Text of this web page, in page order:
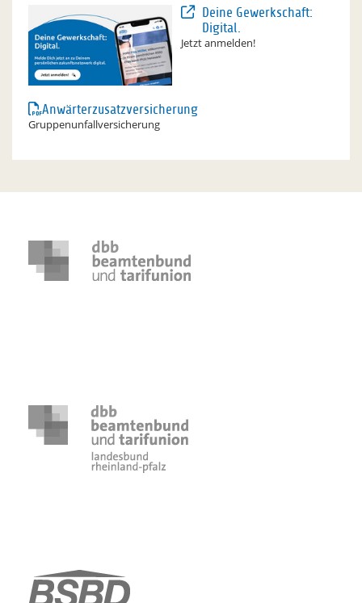
Deine Gewerkschaft:
Digital.
Jetzt anmelden!
Anwärterzusatzversicherung
Gruppenunfallversicherung